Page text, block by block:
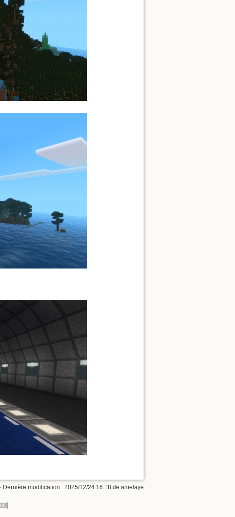
Dernière modification : 2025/12/24 16:18 de amelaye